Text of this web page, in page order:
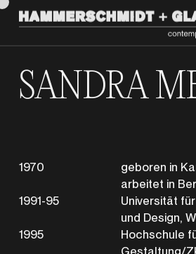
SANDRA
1970
geboren in
arbeitet in
1991-95
Universität
und Design,
1995
Hochschule